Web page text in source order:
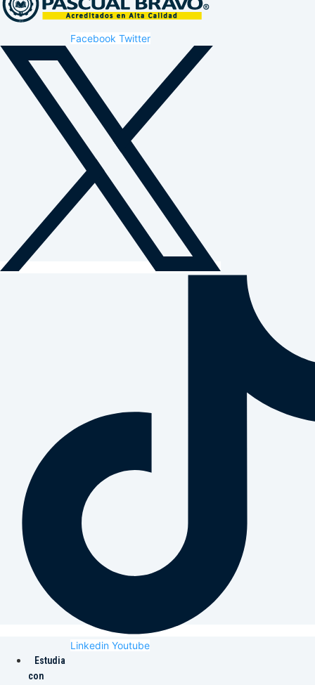
Facebook Twitter
Linkedin Youtube
Estudia
con